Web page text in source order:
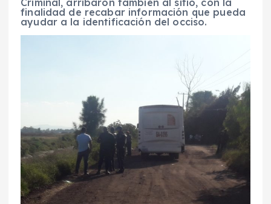
finalidad de recabar información que pueda
ayudar a la identificación del occiso.